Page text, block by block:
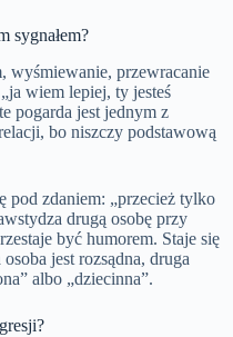
sygnałem?
wyśmiewanie, przewracanie
wiem lepiej, ty jesteś
pogarda jest jednym z
bo niszczy podstawową
pod zdaniem: „przecież tylko
drugą osobę przy
być humorem. Staje się
jest rozsądna, druga
albo „dziecinna”.